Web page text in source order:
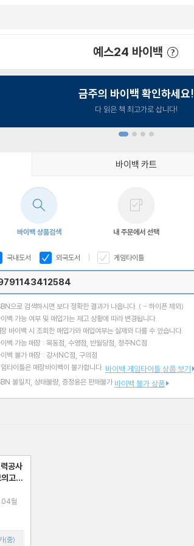
예스24 바이백
금주의 바이백 확인하세요!
다 읽은 책 최고가로 삽니다!
바이백 카트
바이백 상품검색 내 주문에서 선택
국내도서 외국도서 게임타이틀
으로 검색하시면 보다 정확한 결과가 나옵니다. ( - 하이픈 제외)
백 가능 여부 및 매입가는 재고 상황에 따라 변경됩니다.
바이백 시 조회한 매입가와 매입여부는 실제와 다를 수 있습니다.
백 가능 매장 : 목동점, 수영점, 반월당점, 청주NC점
백 불가 매장 : 강서NC점, 구의점
타이틀은 매장바이백이 불가합니다. 바이백 게임타이틀 상품 보기
불일치, 상태불량, 증정용은 판매불가 바이백 불가 상품
공사
고사
월
(중)